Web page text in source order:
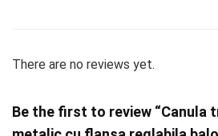
There are no reviews yet.
Be the first to review “Canula